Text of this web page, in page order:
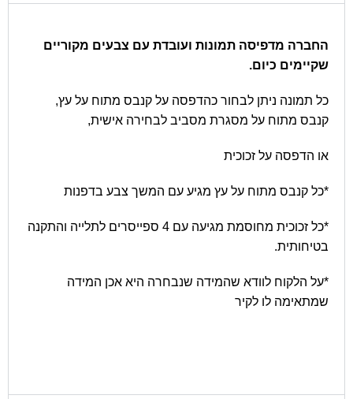
החברה מדפיסה תמונות ועובדת עם צבעים מקוריים
שקיימים כיום.
כל תמונה ניתן לבחור כהדפסה על קנבס מתוח על עץ,
קנבס מתוח על מסגרת מסביב לבחירה אישית,
או הדפסה על זכוכית
*כל קנבס מתוח על עץ מגיע עם המשך צבע בדפנות
*כל זכוכית מחוסמת מגיעה עם 4 ספייסרים לתלייה והתקנה
בטיחותית.
*על הלקוח לוודא שהמידה שנבחרה היא אכן המידה
שמתאימה לו לקיר